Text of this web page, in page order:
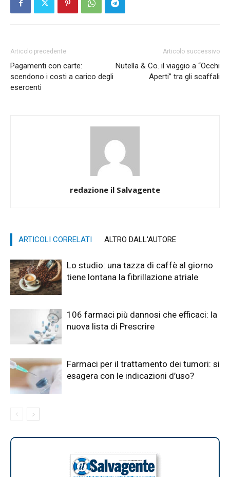
Articolo precedente
Pagamenti con carte:
scendono i costi a carico degli
esercenti
Articolo successivo
Nutella & Co. il viaggio a “Occhi
Aperti” tra gli scaffali
redazione il Salvagente
ARTICOLI CORRELATI ALTRO DALL'AUTORE
Lo studio: una tazza di caffè al giorno
tiene lontana la fibrillazione atriale
106 farmaci più dannosi che efficaci: la
nuova lista di Prescrire
Farmaci per il trattamento dei tumori: si
esagera con le indicazioni d’uso?